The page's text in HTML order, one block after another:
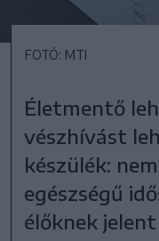
FOTÓ: MTI
Életmentő
vészhívást
készülék:
egészségű
élőknek